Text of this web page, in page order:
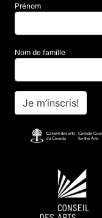
Prénom
Nom de famille
Je m’inscris!